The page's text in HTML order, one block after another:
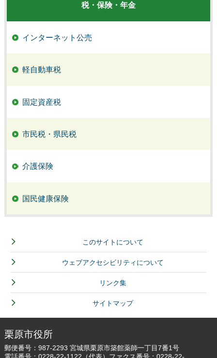
税・保険・年金
インターネット公売
軽自動車税
固定資産税
市民税・県民税
介護保険
国民健康保険
このサイトについて
ウェブアクセシビリティについて
リンク集
サイトマップ
栗原市役所
郵便番号：987-2293 宮城県栗原市築館薬師一丁目7番1号
電話番号： 0228-22-1122 （代表）ファクス番号：0228-22-